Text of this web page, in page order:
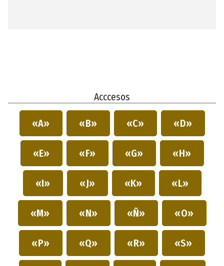
Acccesos
«A» «B» «C» «D»
«E» «F» «G» «H»
«I» «J» «K» «L»
«M» «N» «Ñ» «O»
«P» «Q» «R» «S»